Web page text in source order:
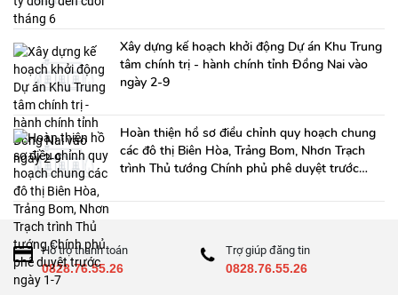
Xây dựng kế hoạch khởi động Dự án Khu Trung
tâm chính trị - hành chính tỉnh Đồng Nai vào
ngày 2-9
Hoàn thiện hồ sơ điều chỉnh quy hoạch chung
các đô thị Biên Hòa, Trảng Bom, Nhơn Trạch
trình Thủ tướng Chính phủ phê duyệt trước
Hỗ trợ thanh toán
0828.76.55.26
Trợ giúp đăng tin
0828.76.55.26